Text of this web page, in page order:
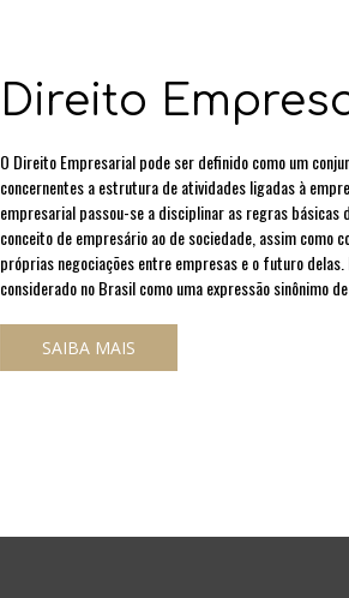
Direito
O Direito Empresarial pode ser definido como um
concernentes a estrutura de atividades ligadas à
empresarial passou-se a disciplinar as regras básicas
conceito de empresário ao de sociedade, assim como
próprias negociações entre empresas e o futuro delas.
considerado no Brasil como uma expressão sinônimo
SAIBA MAIS